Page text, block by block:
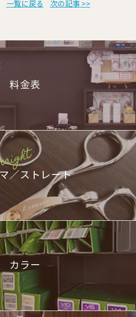
一覧に戻る 次の記事 >>
料金表
／ストレート
カラー